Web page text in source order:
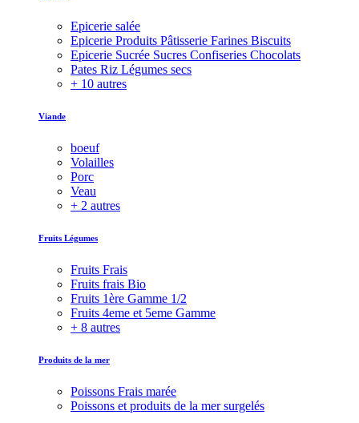
Epicerie salée
Epicerie Produits Pâtisserie Farines Biscuits
Epicerie Sucrée Sucres Confiseries Chocolats
Pates Riz Légumes secs
+ 10 autres
Viande
boeuf
Volailles
Porc
Veau
+ 2 autres
Fruits Légumes
Fruits Frais
Fruits frais Bio
Fruits 1ère Gamme 1/2
Fruits 4eme et 5eme Gamme
+ 8 autres
Produits de la mer
Poissons Frais marée
Poissons et produits de la mer surgelés